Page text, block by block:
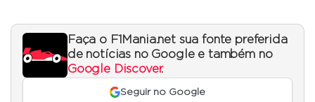
Faça o F1Mania.net sua fonte preferida
de notícias no Google e também no
Google Discover.
Seguir no Google